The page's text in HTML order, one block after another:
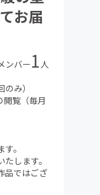
お届
ンバー1 人
み）
閲覧（毎月
。
します。
品ではござ